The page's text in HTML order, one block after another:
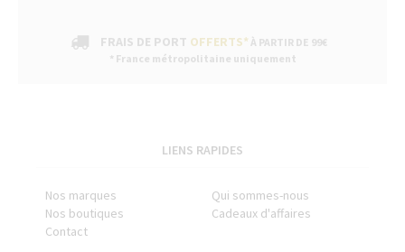
FRAIS DE PORT OFFERTS* À PARTIR DE 99€
* France métropolitaine uniquement
LIENS RAPIDES
Nos marques
Qui sommes-nous
Nos boutiques
Cadeaux d'affaires
Contact